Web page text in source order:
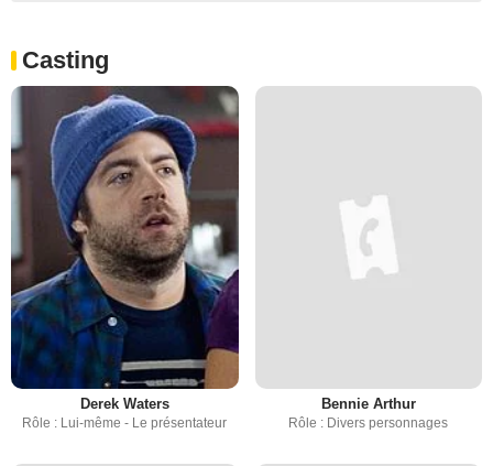
Casting
Derek Waters
Rôle : Lui-même - Le présentateur
Bennie Arthur
Rôle : Divers personnages